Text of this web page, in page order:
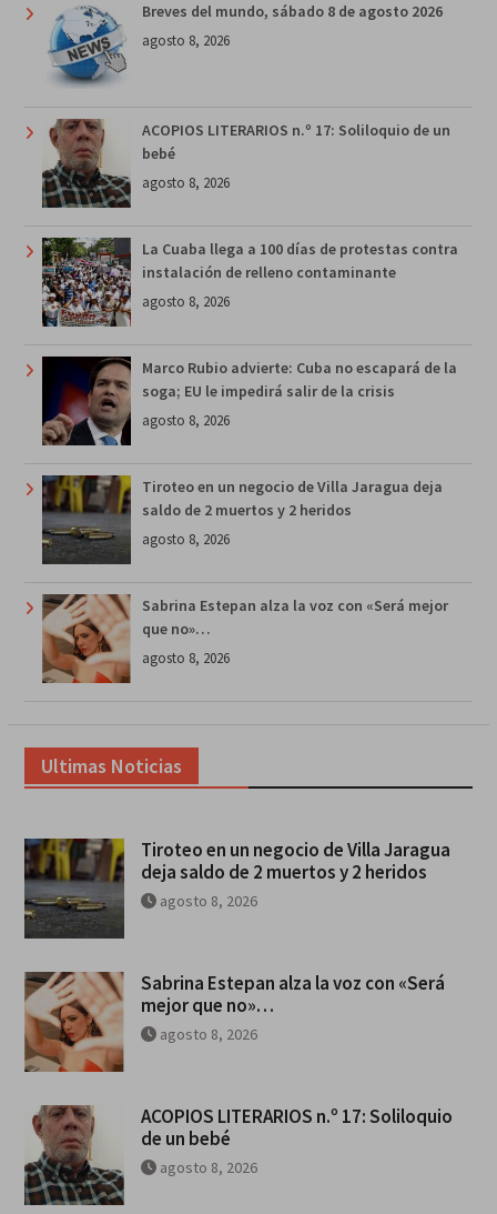
Breves del mundo, sábado 8 de agosto 2026
agosto 8, 2026
ACOPIOS LITERARIOS n.º 17: Soliloquio de un
bebé
agosto 8, 2026
La Cuaba llega a 100 días de protestas contra
instalación de relleno contaminante
agosto 8, 2026
Marco Rubio advierte: Cuba no escapará de la
soga; EU le impedirá salir de la crisis
agosto 8, 2026
Tiroteo en un negocio de Villa Jaragua deja
saldo de 2 muertos y 2 heridos
agosto 8, 2026
Sabrina Estepan alza la voz con «Será mejor
que no»…
agosto 8, 2026
Ultimas Noticias
Tiroteo en un negocio de Villa Jaragua
deja saldo de 2 muertos y 2 heridos
agosto 8, 2026
Sabrina Estepan alza la voz con «Será
mejor que no»…
agosto 8, 2026
ACOPIOS LITERARIOS n.º 17: Soliloquio
de un bebé
agosto 8, 2026